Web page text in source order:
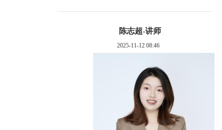
陈志超-讲师
2025-11-12 08:46